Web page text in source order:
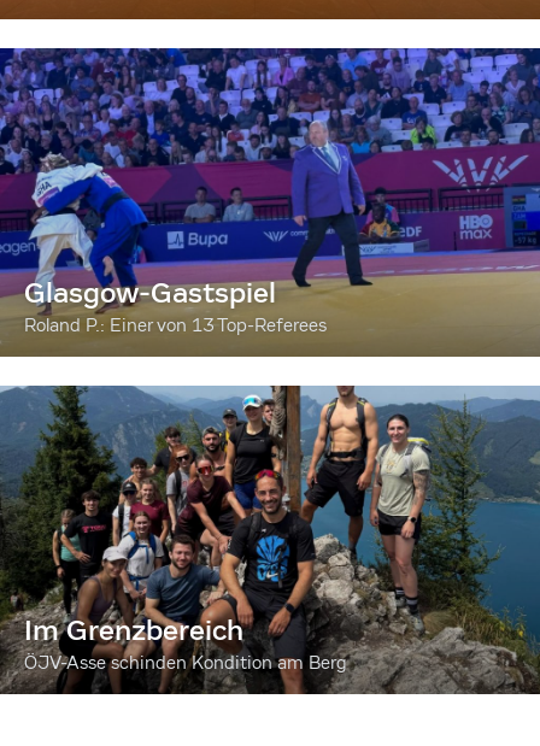
Glasgow-Gastspiel
Roland P.: Einer von 13 Top-Referees
Im Grenzbereich
ÖJV-Asse schinden Kondition am Berg